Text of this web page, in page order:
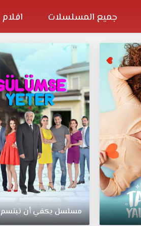
جميع المسلسلات افلام
مسلسل يكفي أن تبتسم